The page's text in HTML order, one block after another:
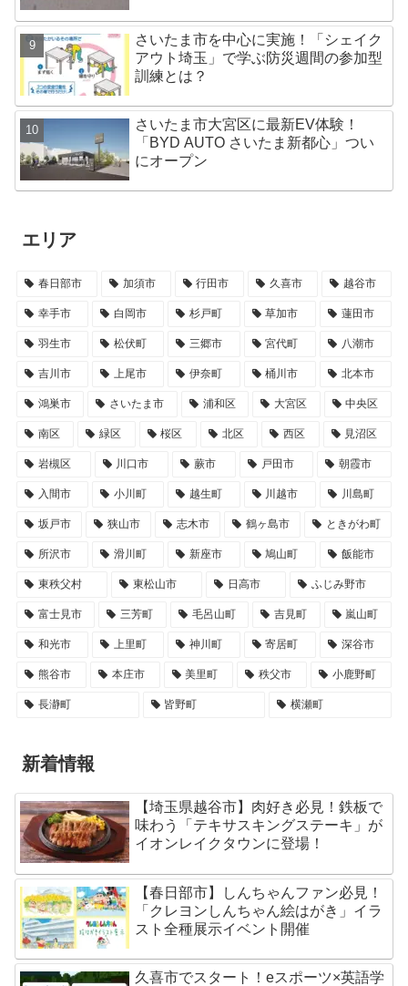
さいたま市を中心に実施！「シェイク
アウト埼玉」で学ぶ防災週間の参加型
訓練とは？
さいたま市大宮区に最新EV体験！
「BYD AUTO さいたま新都心」つい
にオープン
エリア
春日部市 加須市 行田市 久喜市 越谷市
幸手市 白岡市 杉戸町 草加市 蓮田市
羽生市 松伏町 三郷市 宮代町 八潮市
吉川市 上尾市 伊奈町 桶川市 北本市
鴻巣市 さいたま市 浦和区 大宮区 中央区
南区 緑区 桜区 北区 西区 見沼区
岩槻区 川口市 蕨市 戸田市 朝霞市
入間市 小川町 越生町 川越市 川島町
坂戸市 狭山市 志木市 鶴ヶ島市 ときがわ町
所沢市 滑川町 新座市 鳩山町 飯能市
東秩父村 東松山市 日高市 ふじみ野市
富士見市 三芳町 毛呂山町 吉見町 嵐山町
和光市 上里町 神川町 寄居町 深谷市
熊谷市 本庄市 美里町 秩父市 小鹿野町
長瀞町 皆野町 横瀬町
新着情報
【埼玉県越谷市】肉好き必見！鉄板で
味わう「テキサスキングステーキ」が
イオンレイクタウンに登場！
【春日部市】しんちゃんファン必見！
「クレヨンしんちゃん絵はがき」イラ
スト全種展示イベント開催
久喜市でスタート！eスポーツ×英語学